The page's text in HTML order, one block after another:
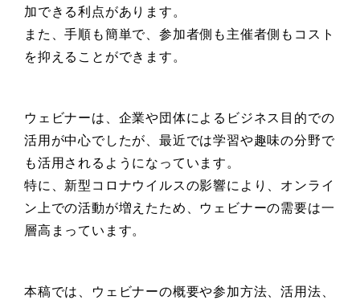
加できる利点があります。
また、手順も簡単で、参加者側も主催者側もコスト
を抑えることができます。
ウェビナーは、企業や団体によるビジネス目的での
活用が中心でしたが、最近では学習や趣味の分野で
も活用されるようになっています。
特に、新型コロナウイルスの影響により、オンライ
ン上での活動が増えたため、ウェビナーの需要は一
層高まっています。
本稿では、ウェビナーの概要や参加方法、活用法、